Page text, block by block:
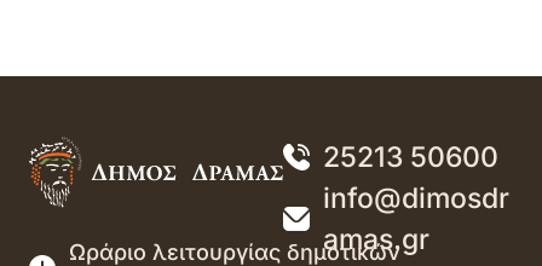
25213 50600
info@dimosdr
amas.gr
Ωράριο λειτουργίας δημοτικών